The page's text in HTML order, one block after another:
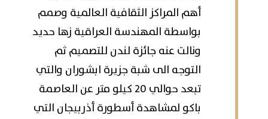
أهم المراكز الثقافية العالمية وصمم
بواسطة المهندسة العراقية زها حديد
ونالت عنه جائزة لندن للتصميم ثم
التوجه الى شبة جزيرة ابشوران والتي
تبعد حوالي 20 كيلو متر عن العاصمة
باكو لمشاهدة أسطورة أذربيجان التي